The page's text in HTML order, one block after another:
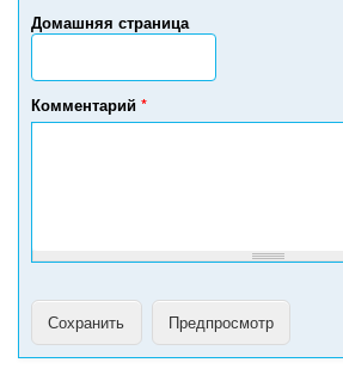
Домашняя страница
т
л
е
ф
Комментарий *